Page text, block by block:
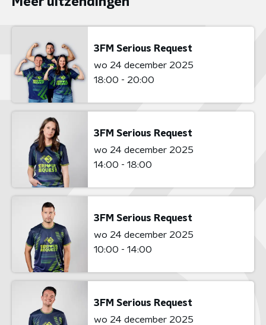
3FM Serious Request
wo 24 december 2025
18:00 - 20:00
3FM Serious Request
wo 24 december 2025
14:00 - 18:00
3FM Serious Request
wo 24 december 2025
10:00 - 14:00
3FM Serious Request
wo 24 december 2025